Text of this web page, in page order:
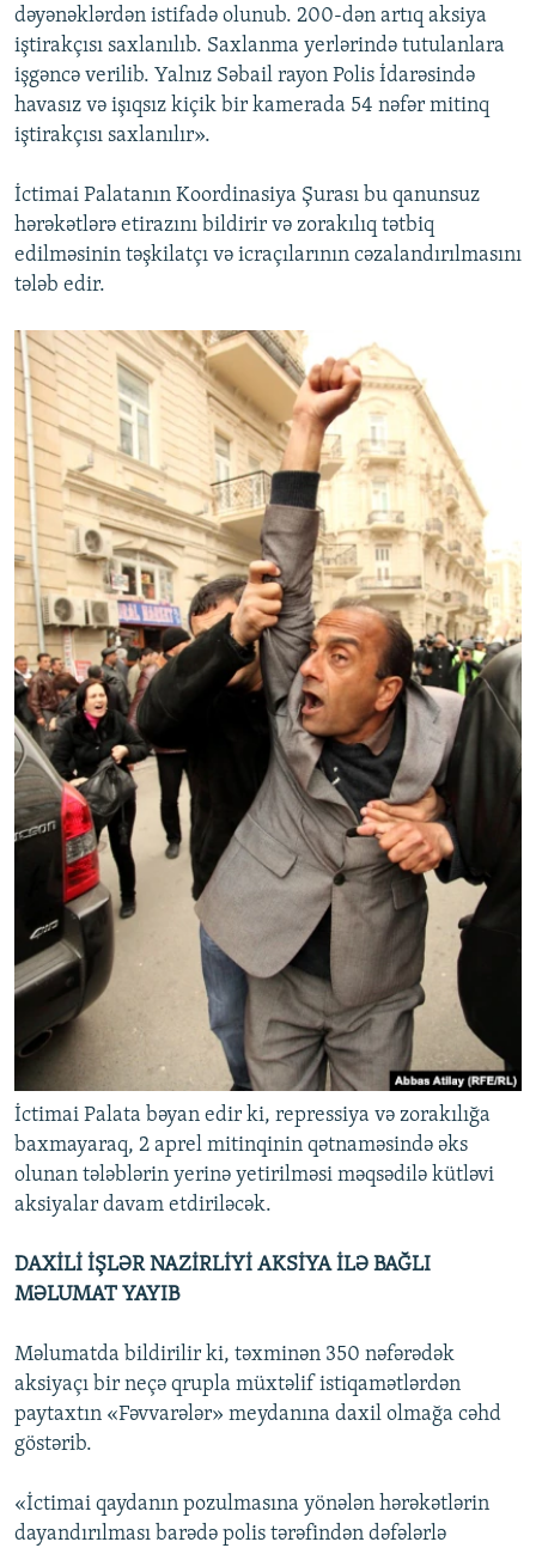
dəyənəklərdən istifadə olunub. 200-dən artıq aksiya
iştirakçısı saxlanılıb. Saxlanma yerlərində tutulanlara
işgəncə verilib. Yalnız Səbail rayon Polis İdarəsində
havasız və işıqsız kiçik bir kamerada 54 nəfər mitinq
iştirakçısı saxlanılır».
İctimai Palatanın Koordinasiya Şurası bu qanunsuz
hərəkətlərə etirazını bildirir və zorakılıq tətbiq
edilməsinin təşkilatçı və icraçılarının cəzalandırılmasını
tələb edir.
İctimai Palata bəyan edir ki, repressiya və zorakılığa
baxmayaraq, 2 aprel mitinqinin qətnaməsində əks
olunan tələblərin yerinə yetirilməsi məqsədilə kütləvi
aksiyalar davam etdiriləcək.
DAXİLİ İŞLƏR NAZİRLİYİ AKSİYA İLƏ BAĞLI
MƏLUMAT YAYIB
Məlumatda bildirilir ki, təxminən 350 nəfərədək
aksiyaçı bir neçə qrupla müxtəlif istiqamətlərdən
paytaxtın «Fəvvarələr» meydanına daxil olmağa cəhd
göstərib.
«İctimai qaydanın pozulmasına yönələn hərəkətlərin
dayandırılması barədə polis tərəfindən dəfələrlə